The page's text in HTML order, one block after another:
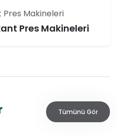
Pres Makineleri
Pres Makineleri
Tümünü Gör